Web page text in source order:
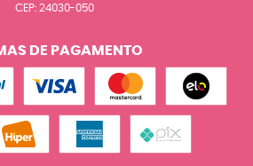
CEP: 24030-050
DE PAGAMENTO